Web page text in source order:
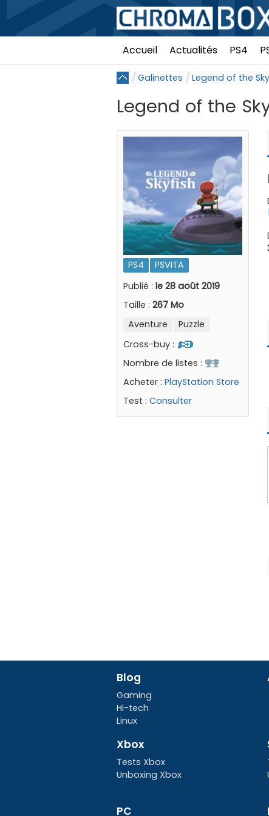
Accueil Actualités PS4
Galinettes Legend of the
Legend of the
PS4
PSVITA
Publié : le 28 août 2019
Taille : 267 Mo
Aventure
Puzzle
Cross-buy :
Nombre de listes :
Acheter : PlayStation Store
Test : Consulter
Blog
Gaming
Hi-tech
Linux
Xbox
Tests Xbox
Unboxing Xbox
PC